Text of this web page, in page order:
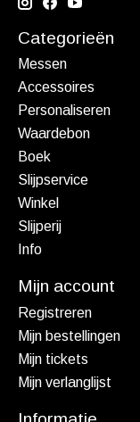
Categorieën
Messen
Accessoires
Personaliseren
Waardebon
Boek
Slijpservice
Winkel
Slijperij
Info
Mijn account
Registreren
Mijn bestellingen
Mijn tickets
Mijn verlanglijst